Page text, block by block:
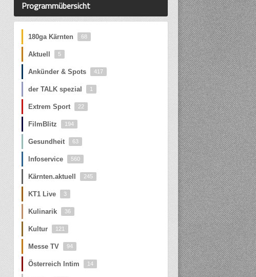
Programmübersicht
180ga Kärnten 68
Aktuell 5
Ankünder & Spots 417
der TALK spezial 1
Extrem Sport 22
FilmBlitz 194
Gesundheit 63
Infoservice 560
Kärnten.aktuell 245
KT1 Live 3
Kulinarik 36
Kultur 121
Messe TV 94
Österreich Intim 14